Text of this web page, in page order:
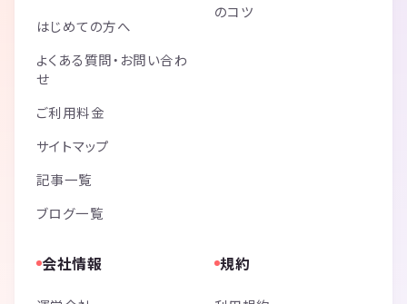
はじめての方へ
よくある質問・お問い合わ
せ
ご利用料金
サイトマップ
記事一覧
ブログ一覧
のコツ
会社情報 規約